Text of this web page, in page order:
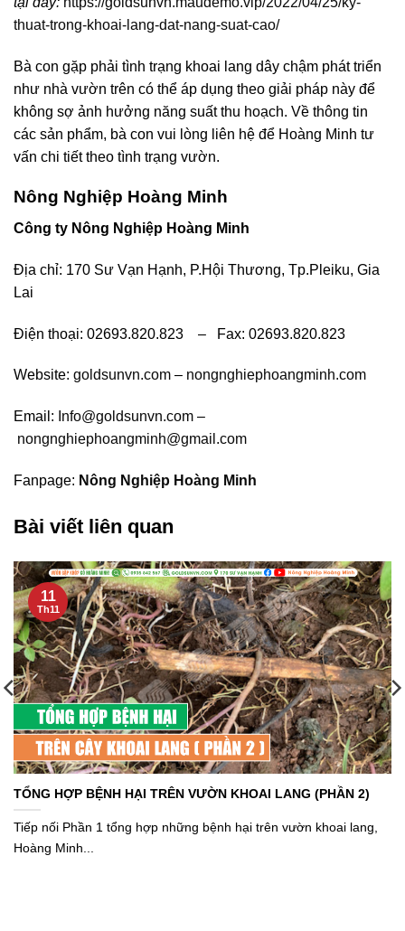
thuat-trong-khoai-lang-dat-nang-suat-cao/
Bà con gặp phải tình trạng khoai lang dây chậm phát triển
như nhà vườn trên có thể áp dụng theo giải pháp này để
không sợ ảnh hưởng năng suất thu hoạch. Về thông tin
các sản phẩm, bà con vui lòng liên hệ để Hoàng Minh tư
vấn chi tiết theo tình trạng vườn.
Nông Nghiệp Hoàng Minh
Công ty Nông Nghiệp Hoàng Minh
Địa chỉ: 170 Sư Vạn Hạnh, P.Hội Thương, Tp.Pleiku, Gia
Lai
Điện thoại: 02693.820.823 – Fax: 02693.820.823
Website: goldsunvn.com – nongnghiephoangminh.com
Email: Info@goldsunvn.com –
nongnghiephoangminh@gmail.com
Fanpage: Nông Nghiệp Hoàng Minh
Bài viết liên quan
TỔNG HỢP BỆNH HẠI TRÊN VƯỜN KHOAI LANG (PHẦN 2)
Tiếp nối Phần 1 tổng hợp những bệnh hại trên vườn khoai lang,
Hoàng Minh...
11
Th11